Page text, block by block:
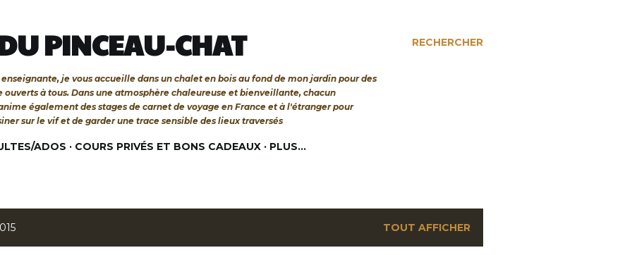
RECHERCHER
PINCEAU-CHAT
je vous accueille dans un chalet en bois au fond de mon jardin pour des
ouverts à tous. Dans une atmosphère chaleureuse et bienveillante, chacun
également des stages de carnet de voyage en France et à l'étranger pour
sur le vif et de garder une trace sensible des lieux traversés
ADOS COURS PRIVÉS ET BONS CADEAUX PLUS…
TOUT AFFICHER